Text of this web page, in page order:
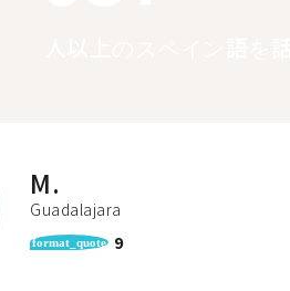
M.
Guadalajara
format_quote 9